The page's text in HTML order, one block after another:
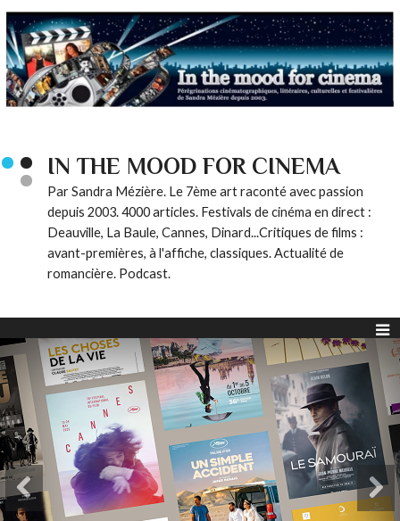
IN THE MOOD FOR CINEMA
Par Sandra Mézière. Le 7ème art raconté avec passion
depuis 2003. 4000 articles. Festivals de cinéma en direct :
Deauville, La Baule, Cannes, Dinard...Critiques de films :
avant-premières, à l'affiche, classiques. Actualité de
romancière. Podcast.